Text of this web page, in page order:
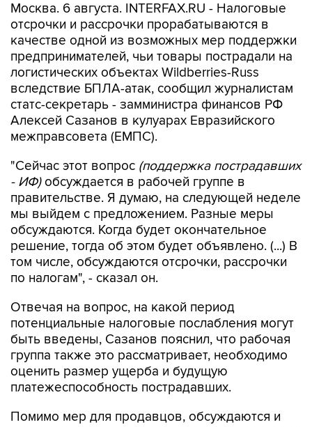
Москва. 6 августа. INTERFAX.RU - Налоговые
отсрочки и рассрочки прорабатываются в
качестве одной из возможных мер поддержки
предпринимателей, чьи товары пострадали на
логистических объектах Wildberries-Russ
вследствие БПЛА-атак, сообщил журналистам
статс-секретарь - замминистра финансов РФ
Алексей Сазанов в кулуарах Евразийского
межправсовета (ЕМПС).
"Сейчас этот вопрос (поддержка пострадавших
- ИФ)обсуждается в рабочей группе в
правительстве. Я думаю, на следующей неделе
мы выйдем с предложением. Разные меры
обсуждаются. Когда будет окончательное
решение, тогда об этом будет объявлено. (...) В
том числе, обсуждаются отсрочки, рассрочки
по налогам", - сказал он.
Отвечая на вопрос, на какой период
потенциальные налоговые послабления могут
быть введены, Сазанов пояснил, что рабочая
группа также это рассматривает, необходимо
оценить размер ущерба и будущую
платежеспособность пострадавших.
Помимо мер для продавцов, обсуждаются и